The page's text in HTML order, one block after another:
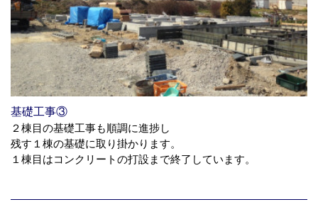
基礎工事③
２棟目の基礎工事も順調に進捗し
残す１棟の基礎に取り掛かります。
１棟目はコンクリートの打設まで終了しています。